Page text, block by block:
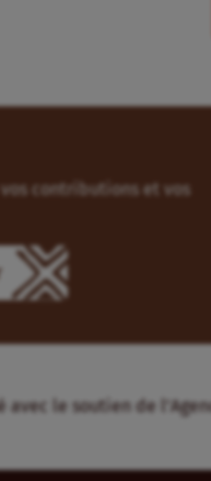
vos contributions et vos
avec le soutien de